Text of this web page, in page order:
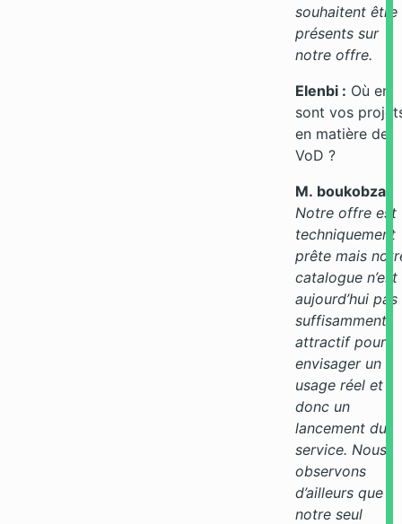
souhaitent être
présents sur
notre offre.
Elenbi : Où en
sont vos
en matière de
VoD ?
M. boukobza :
Notre offre est
techniquement
prête mais
catalogue n’est
aujourd’hui pas
suffisamment
attractif pour
envisager un
usage réel et
donc un
lancement du
service. Nous
observons
d’ailleurs que
notre seul